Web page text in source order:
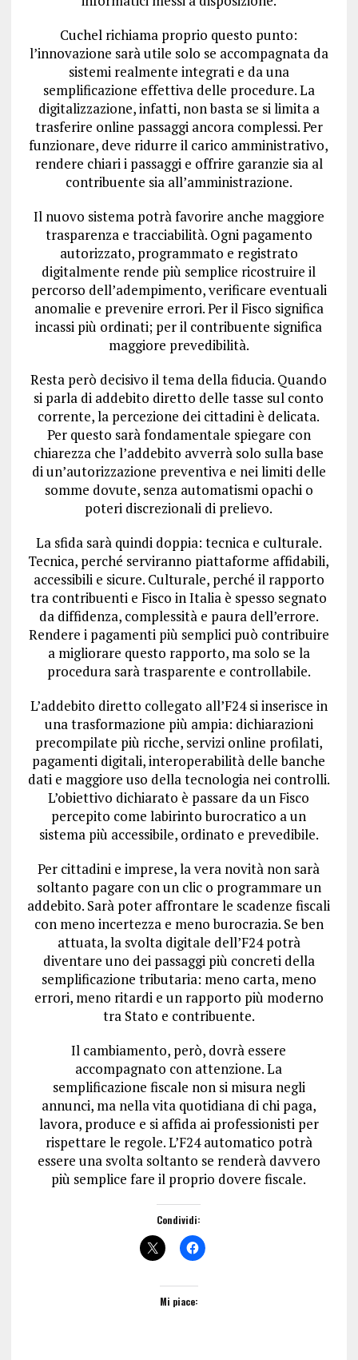
Cuchel richiama proprio questo punto:
l’innovazione sarà utile solo se accompagnata da
sistemi realmente integrati e da una
semplificazione effettiva delle procedure. La
digitalizzazione, infatti, non basta se si limita a
trasferire online passaggi ancora complessi. Per
funzionare, deve ridurre il carico amministrativo,
rendere chiari i passaggi e offrire garanzie sia al
contribuente sia all’amministrazione.
Il nuovo sistema potrà favorire anche maggiore
trasparenza e tracciabilità. Ogni pagamento
autorizzato, programmato e registrato
digitalmente rende più semplice ricostruire il
percorso dell’adempimento, verificare eventuali
anomalie e prevenire errori. Per il Fisco significa
incassi più ordinati; per il contribuente significa
maggiore prevedibilità.
Resta però decisivo il tema della fiducia. Quando
si parla di addebito diretto delle tasse sul conto
corrente, la percezione dei cittadini è delicata.
Per questo sarà fondamentale spiegare con
chiarezza che l’addebito avverrà solo sulla base
di un’autorizzazione preventiva e nei limiti delle
somme dovute, senza automatismi opachi o
poteri discrezionali di prelievo.
La sfida sarà quindi doppia: tecnica e culturale.
Tecnica, perché serviranno piattaforme affidabili,
accessibili e sicure. Culturale, perché il rapporto
tra contribuenti e Fisco in Italia è spesso segnato
da diffidenza, complessità e paura dell’errore.
Rendere i pagamenti più semplici può contribuire
a migliorare questo rapporto, ma solo se la
procedura sarà trasparente e controllabile.
L’addebito diretto collegato all’F24 si inserisce in
una trasformazione più ampia: dichiarazioni
precompilate più ricche, servizi online profilati,
pagamenti digitali, interoperabilità delle banche
dati e maggiore uso della tecnologia nei controlli.
L’obiettivo dichiarato è passare da un Fisco
percepito come labirinto burocratico a un
sistema più accessibile, ordinato e prevedibile.
Per cittadini e imprese, la vera novità non sarà
soltanto pagare con un clic o programmare un
addebito. Sarà poter affrontare le scadenze fiscali
con meno incertezza e meno burocrazia. Se ben
attuata, la svolta digitale dell’F24 potrà
diventare uno dei passaggi più concreti della
semplificazione tributaria: meno carta, meno
errori, meno ritardi e un rapporto più moderno
tra Stato e contribuente.
Il cambiamento, però, dovrà essere
accompagnato con attenzione. La
semplificazione fiscale non si misura negli
annunci, ma nella vita quotidiana di chi paga,
lavora, produce e si affida ai professionisti per
rispettare le regole. L’F24 automatico potrà
essere una svolta soltanto se renderà davvero
più semplice fare il proprio dovere fiscale.
Condividi:
Mi piace: